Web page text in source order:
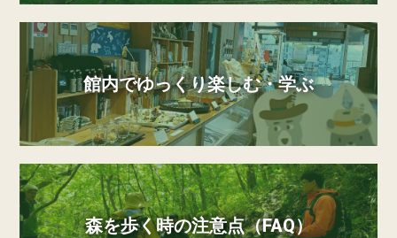
館内でゆっくり楽しむ・学ぶ
森を歩く時の注意点（FAQ）